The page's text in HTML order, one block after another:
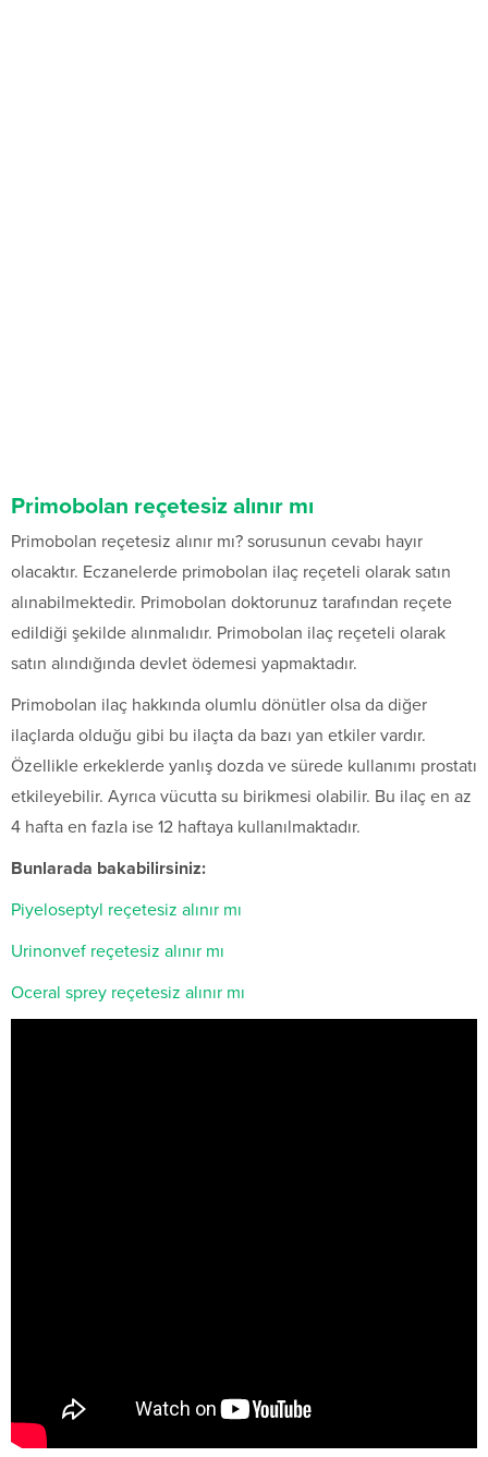
Primobolan reçetesiz alınır mı
Primobolan reçetesiz alınır mı? sorusunun cevabı hayır
olacaktır. Eczanelerde primobolan ilaç reçeteli olarak satın
alınabilmektedir. Primobolan doktorunuz tarafından reçete
edildiği şekilde alınmalıdır. Primobolan ilaç reçeteli olarak
satın alındığında devlet ödemesi yapmaktadır.
Primobolan ilaç hakkında olumlu dönütler olsa da diğer
ilaçlarda olduğu gibi bu ilaçta da bazı yan etkiler vardır.
Özellikle erkeklerde yanlış dozda ve sürede kullanımı prostatı
etkileyebilir. Ayrıca vücutta su birikmesi olabilir. Bu ilaç en az
4 hafta en fazla ise 12 haftaya kullanılmaktadır.
Bunlarada bakabilirsiniz:
Piyeloseptyl reçetesiz alınır mı
Urinonvef reçetesiz alınır mı
Oceral sprey reçetesiz alınır mı